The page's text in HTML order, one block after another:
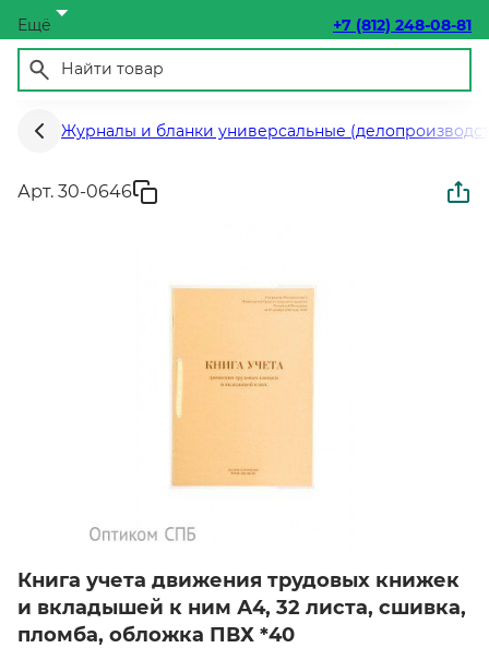
Ещё +7 (812) 248-08-81
Журналы и бланки универсальные
Арт. 30-0646
Книга учета движения трудовых книжек
и вкладышей к ним А4, 32 листа, сшивка,
пломба, обложка ПВХ *40